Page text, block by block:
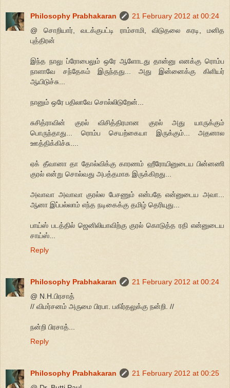
Philosophy Prabhakaran
21 February 2012 at 00:24
@ சொறியார், வடக்குபட்டி ராம்சாமி, விடுதலை கரடி, மனித
புத்திரன்
இந்த நாலு ப்ரோபைலும் ஒரே ஆளோடது தான்னு எனக்கு ரொம்ப
நாளாவே சந்தேகம் இருந்தது... அது இன்னைக்கு கிளியர்
ஆயிடுச்சு...
நானும் ஒரே பதிலாவே சொல்லிடுறேன்...
சுசித்ராவின் குரல் விசித்திரமான குரல் அது யாருக்கும்
பொருந்தாது... ரொம்ப செயற்கையா இருக்கும்... அதனால
ஊத்திக்கிச்சு....
ஏக் தீவானா தா தோல்விக்கு காரணம் ஹீரோயினுடைய பின்னணி
குரல் என்று சொல்வது அபத்தமாக இருக்கிறது...
அவாவா அவாவா குரல்ல பேசணும் என்பதே என்னுடைய அவா...
ஆனா இப்பல்லாம் எந்த நடிகைக்கு தமிழ் தெரியுது...
பாய்ஸ் படத்தில் ஜெனிலியாவிற்கு குரல் கொடுத்த ரதி என்னுடைய
சாய்ஸ்...
Reply
Philosophy Prabhakaran
21 February 2012 at 00:24
@ N.H.பிரசாத்
// விமர்சனம் அருமை பிரபா. பகிர்தலுக்கு நன்றி. //
நன்றி பிரசாத்...
Reply
Philosophy Prabhakaran
21 February 2012 at 00:25